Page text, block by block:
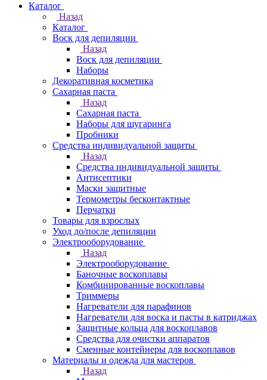
Каталог
Назад
Каталог
Воск для депиляции
Назад
Воск для депиляции
Наборы
Декоративная косметика
Сахарная паста
Назад
Сахарная паста
Наборы для шугаринга
Пробники
Средства индивидуальной защиты
Назад
Средства индивидуальной защиты
Антисептики
Маски защитные
Термометры бесконтактные
Перчатки
Товары для взрослых
Уход до/после депиляции
Электрооборудование
Назад
Электрооборудование
Баночные воскоплавы
Комбинированные воскоплавы
Триммеры
Нагреватели для парафинов
Нагреватели для воска и пасты в катриджах
Защитные кольца для воскоплавов
Средства для очистки аппаратов
Сменные контейнеры для воскоплавов
Материалы и одежда для мастеров
Назад